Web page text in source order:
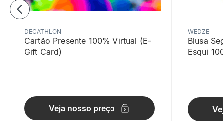
3
DECATHLON
Cartão Presente 100% Virtual (E-
Gift Card)
Veja nosso preço
WEDZE
Blusa
Esqui